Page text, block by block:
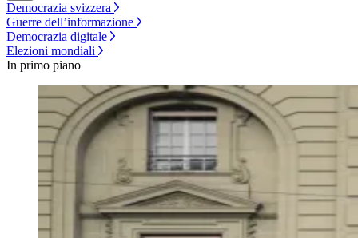
Democrazia svizzera
Guerre dell’informazione
Democrazia digitale
Elezioni mondiali
In primo piano